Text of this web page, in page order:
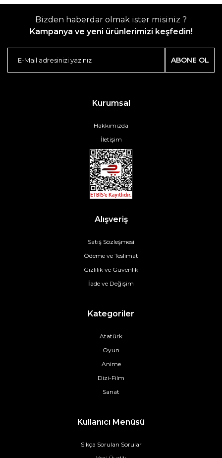
Bizden haberdar olmak ister misiniz ?
Kampanya ve yeni ürünlerimizi keşfedin!
ABONE OL
Kurumsal
Hakkımızda
İletişim
Alışveriş
Satış Sözleşmesi
Ödeme ve Teslimat
Gizlilik ve Güvenlik
İade ve Değişim
Kategoriler
Atatürk
Oyun
Anime
Dizi-Film
Sanat
Kullanıcı Menüsü
Sıkça Sorulan Sorular